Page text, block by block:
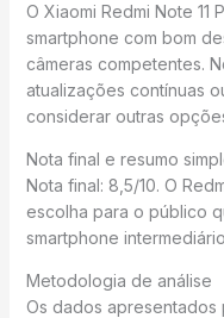
O Xiaomi Redmi Note 11
smartphone com bom
câmeras competentes.
atualizações contínuas
considerar outras
Nota final e resumo
Nota final: 8,5/10. O
escolha para o público
smartphone
Metodologia de análise
Os dados